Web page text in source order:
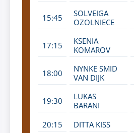
15:45
SOLVEIGA
OZOLNIECE
17:15
KSENIA
KOMAROV
18:00
NYNKE SMID
VAN DIJK
19:30
LUKAS
BARANI
20:15 DITTA KISS